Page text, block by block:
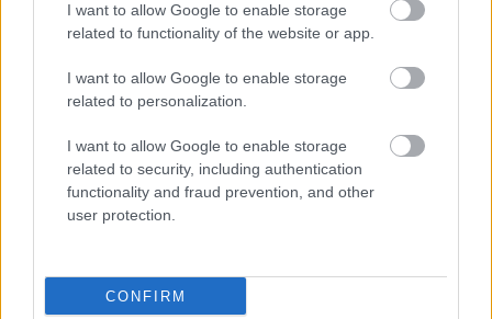
I want to allow Google to enable storage
related to functionality of the website or app.
I want to allow Google to enable storage
related to personalization.
I want to allow Google to enable storage
related to security, including authentication
functionality and fraud prevention, and other
user protection.
CONFIRM